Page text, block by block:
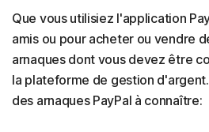
Que vous utilisiez l'application
amis ou pour acheter ou vendre
arnaques dont vous devez être
la plateforme de gestion
des arnaques PayPal à connaître: